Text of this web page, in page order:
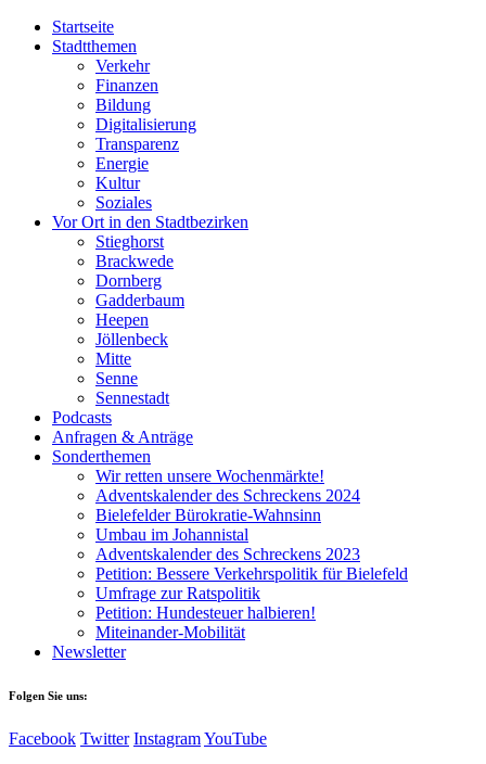
Startseite
Stadtthemen
Verkehr
Finanzen
Bildung
Digitalisierung
Transparenz
Energie
Kultur
Soziales
Vor Ort in den Stadtbezirken
Stieghorst
Brackwede
Dornberg
Gadderbaum
Heepen
Jöllenbeck
Mitte
Senne
Sennestadt
Podcasts
Anfragen & Anträge
Sonderthemen
Wir retten unsere Wochenmärkte!
Adventskalender des Schreckens 2024
Bielefelder Bürokratie-Wahnsinn
Umbau im Johannistal
Adventskalender des Schreckens 2023
Petition: Bessere Verkehrspolitik für Bielefeld​​
Umfrage zur Ratspolitik
Petition: Hundesteuer halbieren!
Miteinander-Mobilität
Newsletter
Folgen Sie uns:
Facebook Twitter InstagramYouTube